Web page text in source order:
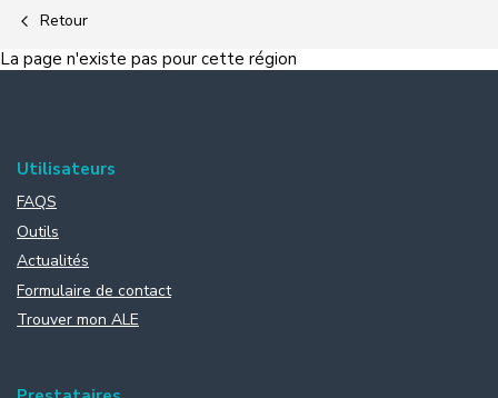
Retour
La page n'existe pas pour cette région
Utilisateurs
FAQS
Outils
Actualités
Formulaire de contact
Trouver mon ALE